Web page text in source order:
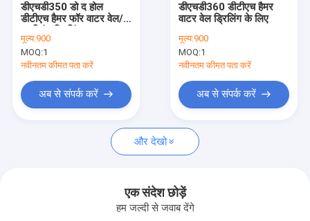
हमसे संपर्क करें
समाचार
सभी मामलों
डीटीएच ड्रिलिंग उपकरण
डीएचडी350 डो द होल
डीटीएच हैमर फॉर वाटर वेल/
मूल्य:900
MOQ:1
नवीनतम कीमत पता करें
अब से संपर्क करें
डीएचडी360 डीटीएच हैमर
वाटर वेल ड्रिलिंग के लिए
मूल्य:900
MOQ:1
नवीनतम कीमत पता करें
अब से संपर्क करें
और देखो
एक संदेश छोड़ें
हम जल्दी से जवाब देंगे